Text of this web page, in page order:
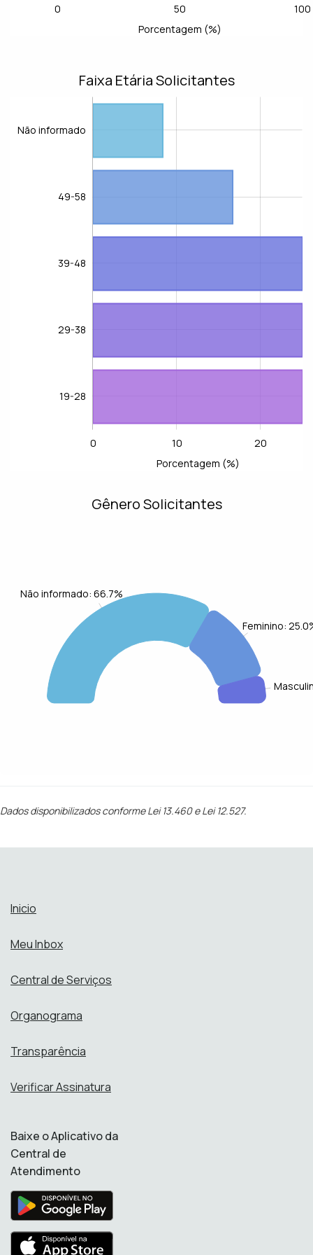
L
-100
-50
0 50 100
150
Porcentagem (%)
Faixa Etária Solicitantes
Não informado
Não informado
49-58
39-48
29-38
19-28
-20
-10
0 10 20
30
40
Porcentagem (%)
Gênero Solicitantes
Não informado: 66.7%
Feminino:
Dados disponibilizados conforme Lei 13.460 e Lei 12.527.
Inicio
Meu Inbox
Central de Serviços
Organograma
Transparência
Verificar Assinatura
Baixe o Aplicativo da
Central de
Atendimento